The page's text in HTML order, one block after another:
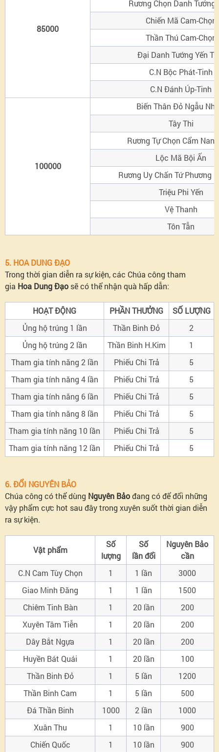
85000
Rương Chọn Danh Tướng
Chiến Mã Cam-Chọn
Thần Thú Cam-Chọn
Đại Danh Tướng Yến
C.N Bộc Phát-Tinh
C.N Đánh Úp-Tinh
100000
Biến Thân Đỏ Ngẫu
Tây Thi
Rương Tự Chọn Cẩm
Lộc Mã Bội Ấn
Rương Uy Chấn Tứ Phương
Triệu Phi Yến
Vệ Thanh
Tôn Tẫn
5. HOA DUNG ĐẠO
Trong thời gian diễn ra sự kiện, các Chúa công tham
gia Hoa Dung Đạo sẽ có thể nhận quà hấp dẫn:
HOẠT ĐỘNG PHẦN THƯỞNG
SỐ LƯỢNG
Ủng hộ trúng 1 lần
Thần Binh Đỏ
2
Ủng hộ trúng 2 lần
Thần Binh H.Kim
1
Tham gia tính năng 2 lần
Phiếu Chi Trả
5
Tham gia tính năng 4 lần
Phiếu Chi Trả
5
Tham gia tính năng 6 lần
Phiếu Chi Trả
5
Tham gia tính năng 8 lần
Phiếu Chi Trả
5
Tham gia tính năng 10 lần
Phiếu Chi Trả
5
Tham gia tính năng 12 lần
Phiếu Chi Trả 5
6. ĐỔI NGUYÊN BẢO
Chúa công có thể dùng Nguyên Bảođang có để đổi những
vậy phẩm cực hot sau đây trong xuyên suốt thời gian diễn
ra sự kiện.
Vật phẩm
Số
lượng
Số
lần đổi
Nguyên Bảo
cần
C.N Cam Tùy Chọn
1 1 lần
3000
Giao Minh Đăng
1 1 lần
1500
Chiêm Tinh Bàn
1 20 lần
200
Xuyên Tâm Tiễn
1 20 lần
200
Dây Bắt Ngựa
1 20 lần
200
Huyền Bát Quái
1 20 lần
100
Thần Binh Đỏ
1 5 lần
1200
Thần Binh Cam
1 5 lần
500
Đá Thần Binh
1000 2 lần
1000
Xuân Thu
1 10 lần
900
Chiến Quốc
1 10 lần
900